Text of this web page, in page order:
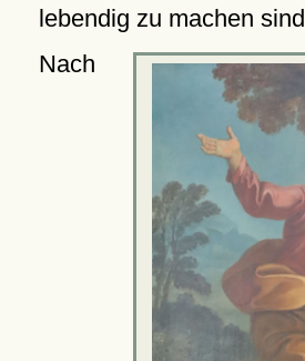
lebendig zu machen
Nach